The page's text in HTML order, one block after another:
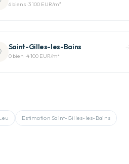
6biens·3 100 EUR/m²
Saint-Gilles-les-Bains
0bien ·4 100 EUR/m²
Estimation Saint-Gilles-les-Bains